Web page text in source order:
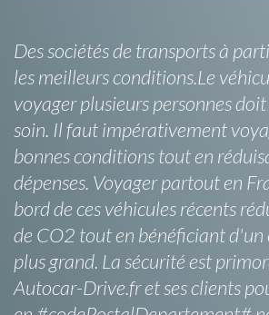
Des sociétés de transports à
les meilleurs conditions.Le
voyager plusieurs personnes
soin. Il faut impérativement
bonnes conditions tout en
dépenses. Voyager partout en
bord de ces véhicules récents
de CO2 tout en bénéficiant
plus grand. La sécurité est
Autocar-Drive.fr et ses clients